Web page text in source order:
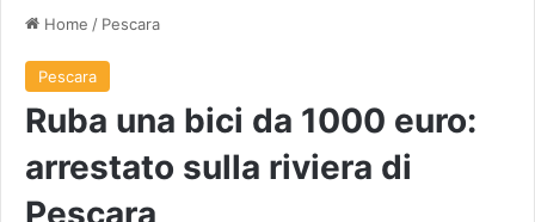
Home / Pescara
Pescara
Ruba una bici da 1000 euro:
arrestato sulla riviera di